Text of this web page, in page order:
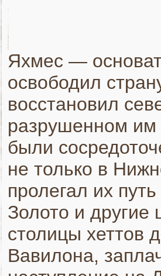
Яхмес —
освободил
восстановил
разрушенном им
были
не только в
пролегал их
Золото и другие
столицы хеттов
Вавилона,